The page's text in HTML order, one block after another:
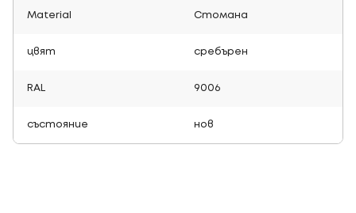
Material Стомана
цвят сребърен
RAL 9006
състояние нов